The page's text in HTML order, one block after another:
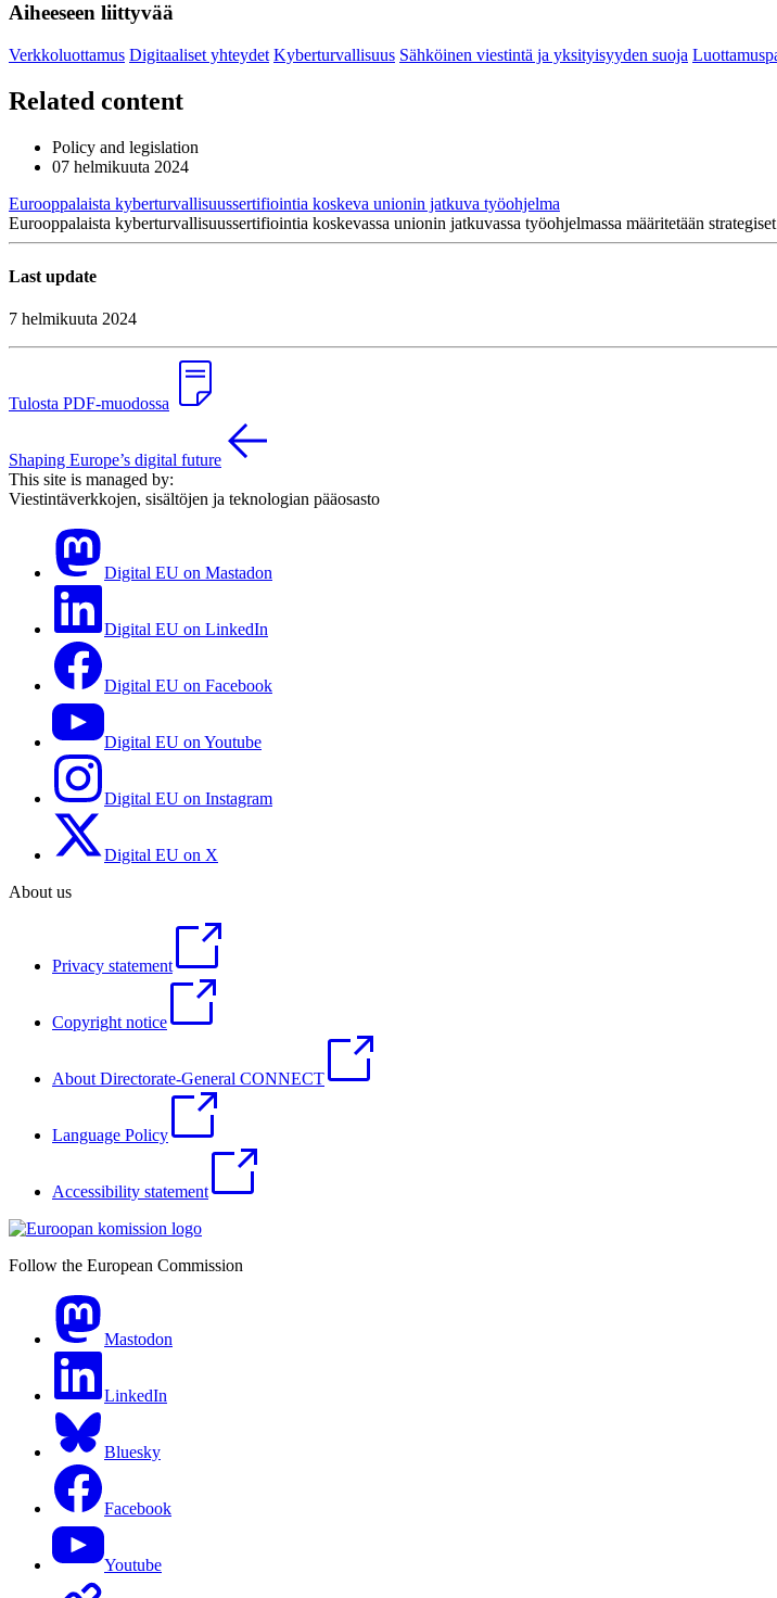
Aiheeseen liittyvää
Verkkoluottamus Digitaaliset yhteydet Kyberturvallisuus Sähköinen viestintä ja yksityisyyden suoja
Related content
Policy and legislation
07 helmikuuta 2024
Eurooppalaista kyberturvallisuussertifiointia koskeva unionin jatkuva työohjelma
Eurooppalaista kyberturvallisuussertifiointia koskevassa unionin jatkuvassa työohjelmassa määritetään
Last update
7 helmikuuta 2024
Tulosta PDF-muodossa
Shaping Europe’s digital future
This site is managed by:
Viestintäverkkojen, sisältöjen ja teknologian pääosasto
Digital EU on Mastadon
Digital EU on LinkedIn
Digital EU on Facebook
Digital EU on Youtube
Digital EU on Instagram
Digital EU on X
About us
Privacy statement
Copyright notice
About Directorate-General CONNECT
Language Policy
Accessibility statement
Follow the European Commission
Mastodon
LinkedIn
Bluesky
Facebook
Youtube